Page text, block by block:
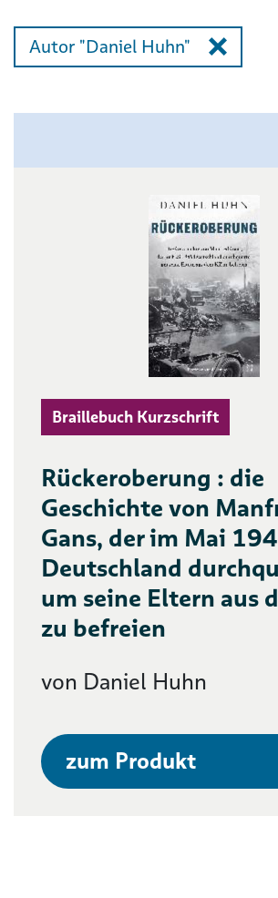
Autor "Daniel Huhn"
Braillebuch Kurzschrift
Rückeroberung : die
Geschichte von
Gans, der im Mai
Deutschland
um seine Eltern aus
zu befreien
von Daniel Huhn
zum Produkt